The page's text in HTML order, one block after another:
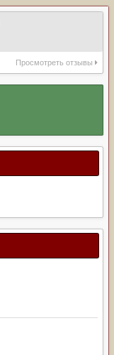
Просмотреть отзывы